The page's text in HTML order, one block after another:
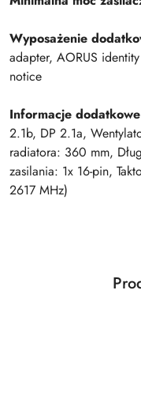
Wyposażenie
adapter, AORUS
notice
Informacje dodatkowe
2.1b, DP 2.1a,
radiatora: 360 mm,
zasilania: 1x 16-pin,
2617 MHz)
Pomiń karuzelę